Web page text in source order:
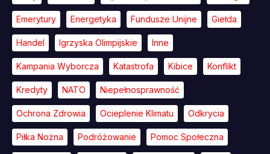
Emerytury Energetyka Fundusze Unijne Giełda
Handel Igrzyska Olimpijskie Inne
Kampania Wyborcza Katastrofa Kibice Konflikt
Kredyty NATO Niepełnosprawność
Ochrona Zdrowia Ocieplenie Klimatu Odkrycia
Piłka Nożna Podróżowanie Pomoc Społeczna